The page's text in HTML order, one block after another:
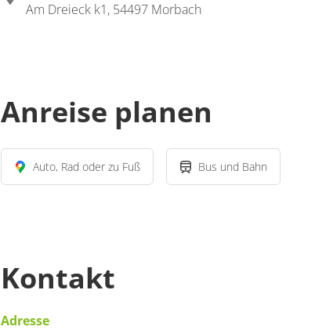
Am Dreieck k1, 54497 Morbach
Anreise planen
Auto, Rad oder zu Fuß Bus und Bahn
Kontakt
Adresse